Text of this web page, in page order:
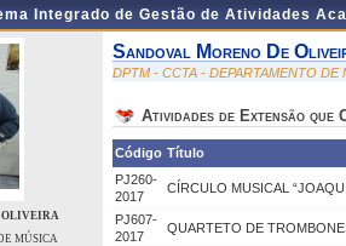
Integrado de Gestão de Atividades
OLIVEIRA
MÚSICA
Sandoval Moreno De
DPTM - CCTA - DEPARTAMENTO DE
Atividades de Extensão que
Código Título
PJ260-
2017
CÍRCULO MUSICAL
PJ607-
2017
QUARTETO DE